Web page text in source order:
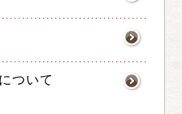
ついて